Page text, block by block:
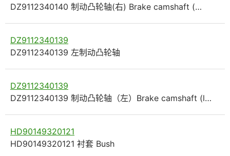
DZ9112340140 制动凸轮轴(右) Brake camshaft (…
DZ9112340139
DZ9112340139 左制动凸轮轴
DZ9112340139
DZ9112340139 制动凸轮轴（左）Brake camshaft (l…
HD90149320121
HD90149320121 衬套 Bush